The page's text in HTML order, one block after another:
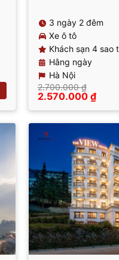
3 ngày 2 đêm
Xe ô tô
Khách sạn 4 sao
Hằng ngày
Hà Nội
2.700.000₫
Giá
là:
2.700.000 ₫.
2.570.000 ₫Giá
hiện
tại
là: